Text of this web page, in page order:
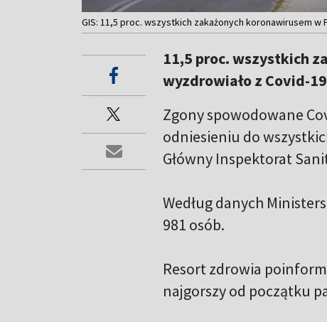
GIS: 11,5 proc. wszystkich zakażonych koronawirusem
11,5 proc. wszystkich
wyzdrowiało z Covid-
Zgony spowodowane
odniesieniu do
Główny Inspektorat
Według danych
981 osób.
Resort zdrowia
najgorszy od początku